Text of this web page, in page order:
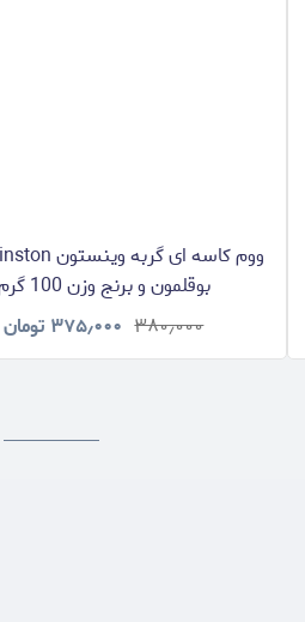
بوقلمون و برنج وزن 100 گرم
۳۸۰٫۰۰۰ ۳۷۵٫۰۰۰ تومان